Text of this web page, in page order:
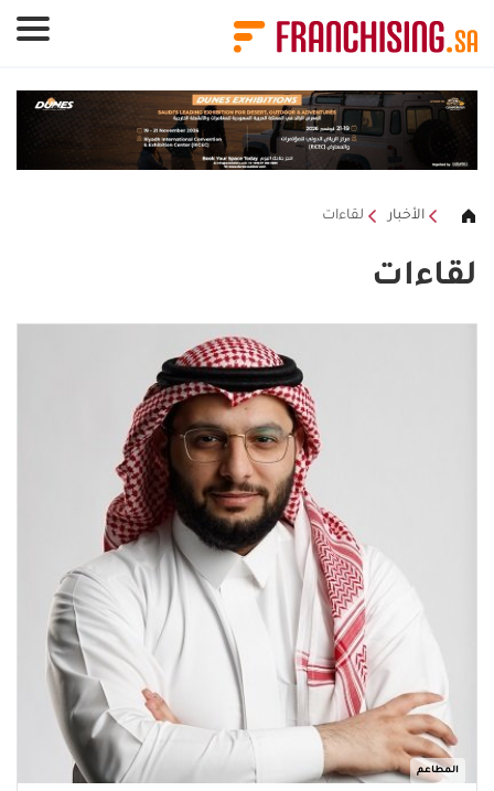
الأخبار لقاءات
لقاءات
المطاعم
لوحة إدارة ملفات تعريف الارتباط